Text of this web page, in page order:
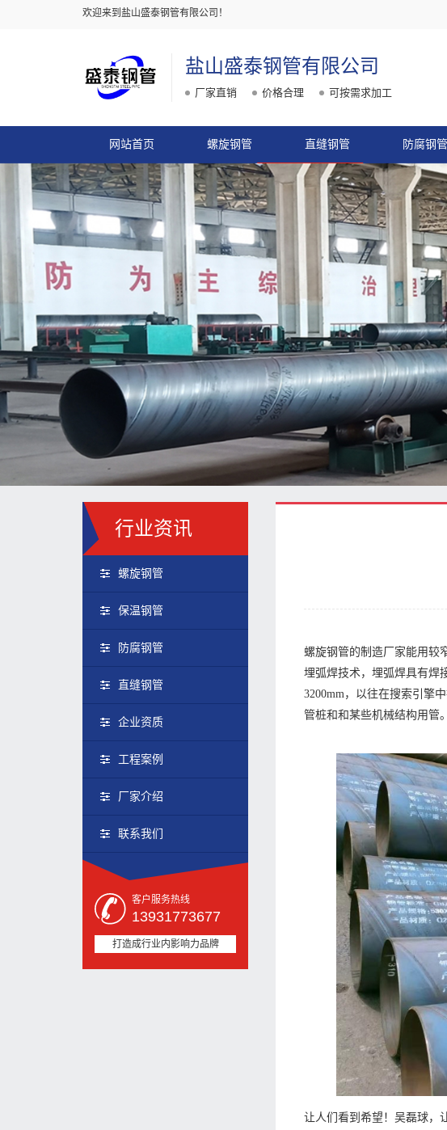
欢迎来到盐山盛泰钢管有限公司！
盐山盛泰钢管有限公司
厂家直销 价格合理 可按需求加工
网站首页 螺旋钢管 直缝钢管 防腐钢管
行业资讯
螺旋钢管
保温钢管
防腐钢管
直缝钢管
企业资质
工程案例
厂家介绍
联系我们
客户服务热线
13931773677
打造成行业内影响力品牌
螺旋钢管的制造厂家能用较
埋弧焊技术，埋弧焊具有焊
3200mm，以往在搜索引擎
管桩和和某些机械结构用管
让人们看到希望！吴磊球，